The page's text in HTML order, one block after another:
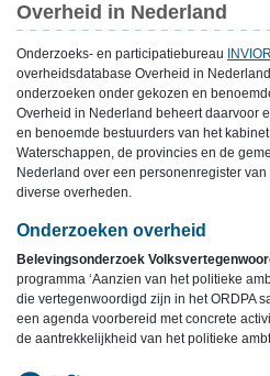
Overheid in Nederland
Onderzoeks- en participatiebureau
overheidsdatabase Overheid in
onderzoeken onder gekozen en
Overheid in Nederland beheert daarvoor
en benoemde bestuurders van het
Waterschappen, de provincies en de
Nederland over een personenregister
diverse overheden.
Onderzoeken overheid
Belevingsonderzoek
programma ‘Aanzien van het politieke
die vertegenwoordigd zijn in het ORDPA
een agenda voorbereid met concrete
de aantrekkelijkheid van het politieke